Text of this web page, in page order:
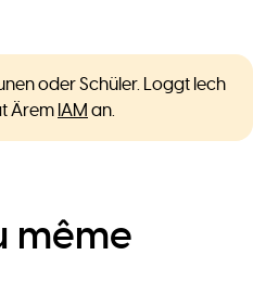
oder Schüler. Loggt Iech
ÄremIAM an.
même